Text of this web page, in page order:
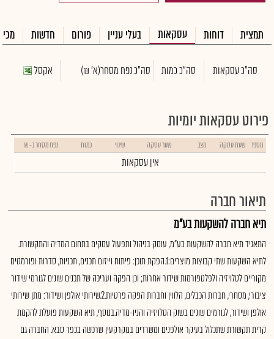
תמצית דוחות עסקאות בעלי עניין פורום חדשות
סה"כ עסקאות סה"כ כמות סה"כ נפח מסחר(א' ₪) אקסל
פירוט עסקאות יומיות
מספר שעת עסקה מצב שער עסקה שינוי כמות נפח מסחר ב- ₪
אין עסקאות
תיאור חברה
תיא חברה להשקעות בע"מ
התאגיד תיא חברה להשקעות בע"מ, עוסק בניהול ותפעול עסקים בתחום המדיה והתקשורת.
לתיא השקעות שתי קבוצות מוצרים:1.הפקת תוכן: פיתוח וייזום תכנים, תכניות, סדרות ופורמטים
מקוריים לטלויזיה ולפלטפורמות שידור אחרות; וכן הפקה ועריכה של תכנים שונים לגורמי שידור
ציבורי, מסחרי, חברות הכבלים, הלווין וחברות הפקה פרטיות.2.שירותי אולפן ושידור: מתן שירותי
אולפן ושידור, לגורמים שונים בשוק הטלויזיה והניו-מדיה.בנוסף, תיא השקעות פועלת להקמת
קרית תקשורת שתכלול בעיקר אולפנים ומשרדים במקרקעין שרכשה בכפר סבא. החברה גם